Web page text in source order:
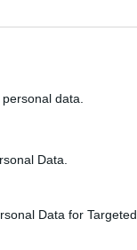
data.
Data.
Data for Targeted